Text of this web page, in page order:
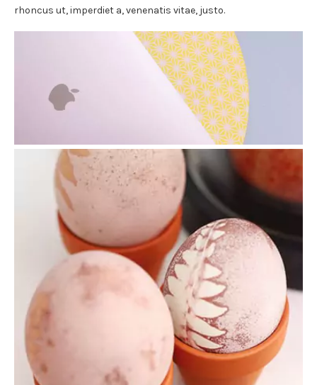
rhoncus ut, imperdiet a, venenatis vitae, justo.